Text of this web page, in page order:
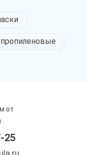
от
25